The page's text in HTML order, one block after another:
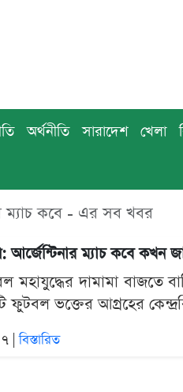
অর্থনীতি সারাদেশ খেলা
ম্যাচ কবে - এর সব খবর
আর্জেন্টিনার ম্যাচ কবে কখন
মহাযুদ্ধের দামামা বাজতে
ফুটবল ভক্তের আগ্রহের
|বিস্তারিত